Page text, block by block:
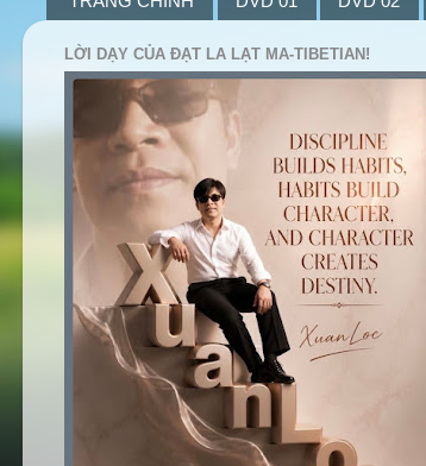
LỜI DẠY CỦA ĐẠT LA LẠT MA-TIBETIAN!